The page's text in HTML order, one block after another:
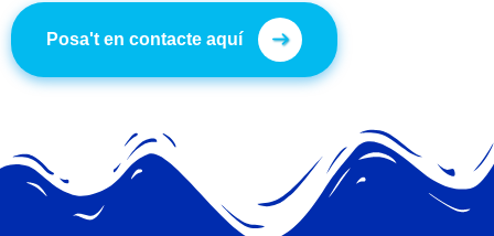
Posa't en contacte aquí